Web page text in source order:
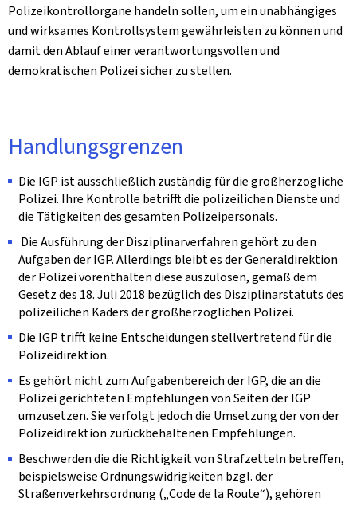
Polizeikontrollorgane handeln sollen, um ein unabhängiges
und wirksames Kontrollsystem gewährleisten zu können und
damit den Ablauf einer verantwortungsvollen und
demokratischen Polizei sicher zu stellen.
Handlungsgrenzen
Die IGP ist ausschließlich zuständig für die großherzogliche
Polizei. Ihre Kontrolle betrifft die polizeilichen Dienste und
die Tätigkeiten des gesamten Polizeipersonals.
Die Ausführung der Disziplinarverfahren gehört zu den
Aufgaben der IGP. Allerdings bleibt es der Generaldirektion
der Polizei vorenthalten diese auszulösen, gemäß dem
Gesetz des 18. Juli 2018 bezüglich des Disziplinarstatuts des
polizeilichen Kaders der großherzoglichen Polizei.
Die IGP trifft keine Entscheidungen stellvertretend für die
Polizeidirektion.
Es gehört nicht zum Aufgabenbereich der IGP, die an die
Polizei gerichteten Empfehlungen von Seiten der IGP
umzusetzen. Sie verfolgt jedoch die Umsetzung der von der
Polizeidirektion zurückbehaltenen Empfehlungen.
Beschwerden die die Richtigkeit von Strafzetteln betreffen,
beispielsweise Ordnungswidrigkeiten bzgl. der
Straßenverkehrsordnung („Code de la Route“), gehören